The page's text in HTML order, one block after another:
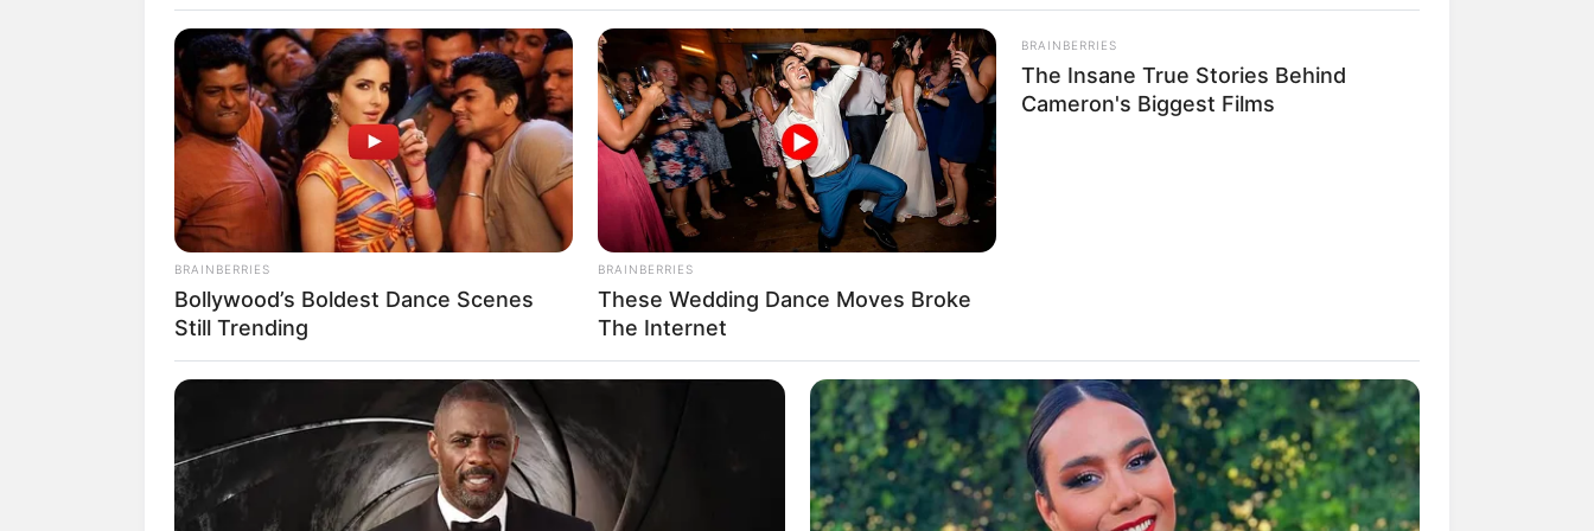
Informationen zu den Wanderwegen und Ausflugszielen im Oberharzer Wasserregal:
www.welterbeimharz.de
www.oberharzerbergwerksmuseum.de
Das Oberharzer Wasserregal mit Routenplaner und Parkplätzen
Kostenlose Reiseführer
Puzzle
Hotels in der Nähe dieses UNESCO-Welterbes in Clausthal-Zellerfeld:
Hotels in Clausthal-Zellerfeld
Hotels in Clausthal-Zellerfeld und im Oberharz auf Hotel.de suchen und online buchen.
BRAINBERRIES
Bollywood’s Boldest Dance Scenes
Still Trending
BRAINBERRIES
These Wedding Dance Moves Broke
The Internet
BRAINBERRIES
The Insane True Stories Behind
Cameron's Biggest Films
HABERION
Nicole Kidman Finally Admits What We All Suspected
HABERION
Coast Guard Spotted A Blue Tarp. What Inside Left Them
Frozen!
HABERION
Opulence In Grief: The Lavish Burial Of
BUZZ DAY
Remember Albert? You Better Sit
BUZZ DAY
The Equine Woman You've Never